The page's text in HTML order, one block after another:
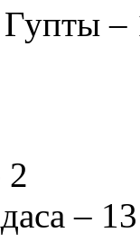
2
–